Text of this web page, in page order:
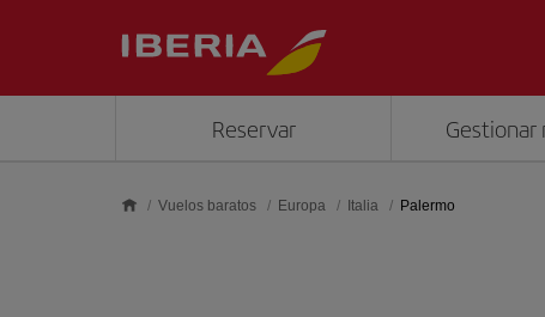
Reservar Gestionar
Vuelos baratos Europa Italia Palermo